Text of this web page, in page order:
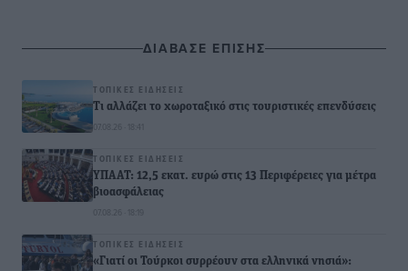
ΔΙΑΒΑΣΕ ΕΠΙΣΗΣ
ΤΟΠΙΚΈΣ ΕΙΔΉΣΕΙΣ
Τι αλλάζει το χωροταξικό στις τουριστικές επενδύσεις
07.08.26 · 18:41
ΤΟΠΙΚΈΣ ΕΙΔΉΣΕΙΣ
ΥΠΑΑΤ: 12,5 εκατ. ευρώ στις 13 Περιφέρειες για μέτρα
βιοασφάλειας
07.08.26 · 18:19
ΤΟΠΙΚΈΣ ΕΙΔΉΣΕΙΣ
«Γιατί οι Τούρκοι συρρέουν στα ελληνικά νησιά»: